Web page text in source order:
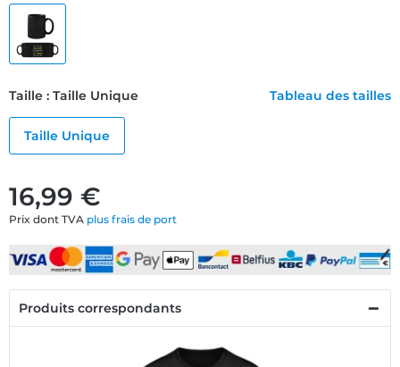
16,99 €
Prix dont TVA plus frais de port
Taille : Taille Unique Tableau des tailles
Taille Unique
Produits correspondants